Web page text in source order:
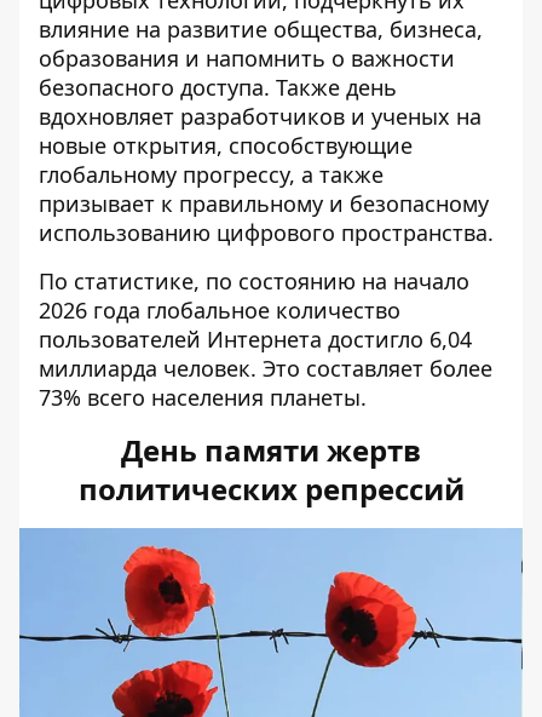
влияние на развитие общества, бизнеса,
образования и напомнить о важности
безопасного доступа. Также день
вдохновляет разработчиков и ученых на
новые открытия, способствующие
глобальному прогрессу, а также
призывает к правильному и безопасному
использованию цифрового пространства.
По статистике, по состоянию на начало
2026 года глобальное количество
пользователей Интернета достигло 6,04
миллиарда человек. Это составляет более
73% всего населения планеты.
День памяти жертв
политических репрессий